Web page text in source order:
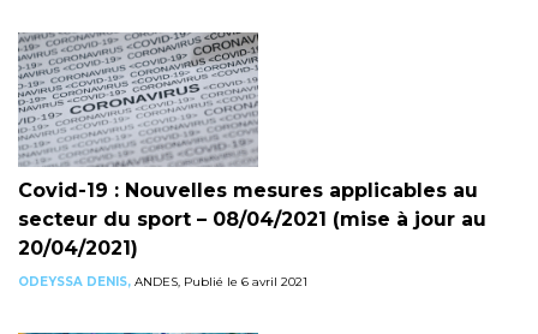
Covid-19 : Nouvelles mesures applicables au
secteur du sport – 08/04/2021 (mise à jour au
20/04/2021)
ODEYSSA DENIS, ANDES, Publié le 6 avril 2021